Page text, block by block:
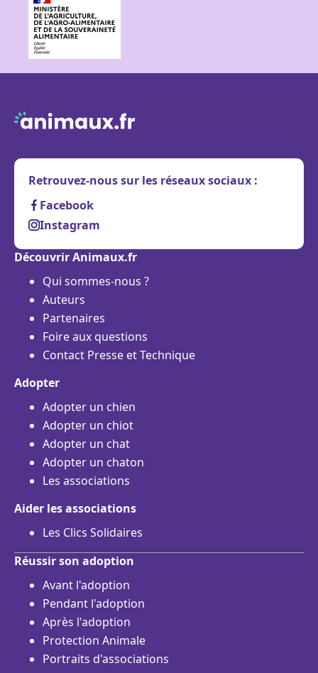
Retrouvez-nous sur les réseaux sociaux :
Facebook
Instagram
Découvrir Animaux.fr
Qui sommes-nous ?
Auteurs
Partenaires
Foire aux questions
Contact Presse et Technique
Adopter
Adopter un chien
Adopter un chiot
Adopter un chat
Adopter un chaton
Les associations
Aider les associations
Les Clics Solidaires
Réussir son adoption
Avant l'adoption
Pendant l'adoption
Après l'adoption
Protection Animale
Portraits d'associations